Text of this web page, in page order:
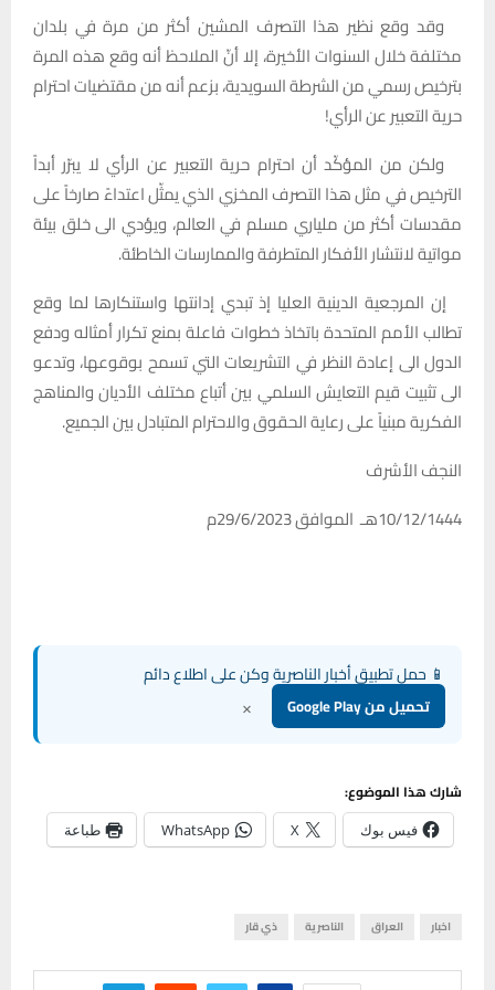
وقد وقع نظير هذا التصرف المشين أكثر من مرة في بلدان
مختلفة خلال السنوات الأخيرة، إلا أنّ الملاحظ أنه وقع هذه المرة
بترخيص رسمي من الشرطة السويدية، بزعم أنه من مقتضيات احترام
حرية التعبير عن الرأي!
ولكن من المؤكّد أن احترام حرية التعبير عن الرأي لا يبرّر أبداً
الترخيص في مثل هذا التصرف المخزي الذي يمثّل اعتداءً صارخاً على
مقدسات أكثر من ملياري مسلم في العالم، ويؤدي الى خلق بيئة
مواتية لانتشار الأفكار المتطرفة والممارسات الخاطئة.
إن المرجعية الدينية العليا إذ تبدي إدانتها واستنكارها لما وقع
تطالب الأمم المتحدة باتخاذ خطوات فاعلة بمنع تكرار أمثاله ودفع
الدول الى إعادة النظر في التشريعات التي تسمح بوقوعها، وتدعو
الى تثبيت قيم التعايش السلمي بين أتباع مختلف الأديان والمناهج
الفكرية مبنياً على رعاية الحقوق والاحترام المتبادل بين الجميع.
النجف الأشرف
10/12/1444هـ الموافق 29/6/2023م
📱 حمل تطبيق أخبار الناصرية وكن على اطلاع دائم
تحميل من Google Play ×
شارك هذا الموضوع:
فيس بوك X
WhatsApp طباعة
اخبار العراق الناصرية ذي قار